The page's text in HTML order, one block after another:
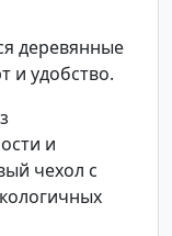
деревянные
и удобство.
и
чехол с